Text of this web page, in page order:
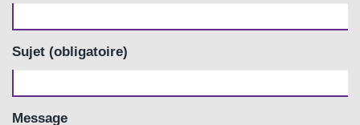
Sujet (obligatoire)
Message